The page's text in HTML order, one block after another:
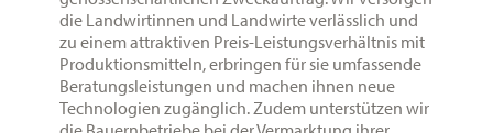
die Landwirtinnen und Landwirte verlässlich und
zu einem attraktiven Preis-Leistungsverhältnis mit
Produktionsmitteln, erbringen für sie umfassende
Beratungsleistungen und machen ihnen neue
Technologien zugänglich. Zudem unterstützen wir